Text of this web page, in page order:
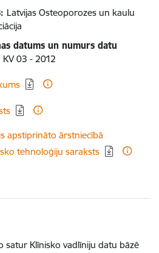
Latvijas Osteoporozes un kaulu
datums un numurs datu
03 - 2012
apstiprināto ārstniecībā
tehnoloģiju saraksts
satur Klīnisko vadlīniju datu bāzē